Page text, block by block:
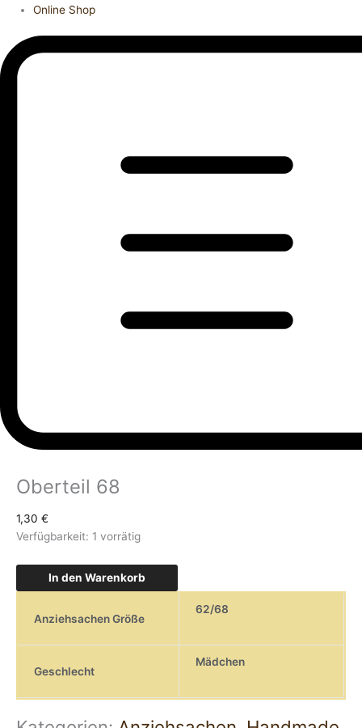
Online Shop
Oberteil 68
1,30 €
Verfügbarkeit: 1 vorrätig
In den Warenkorb
Anziehsachen Größe
62/68
Geschlecht
Mädchen